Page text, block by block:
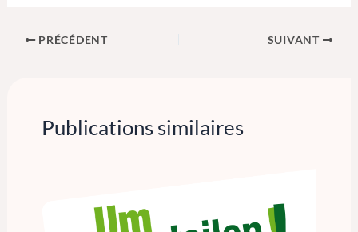
PRÉCÉDENT SUIVANT
Publications similaires